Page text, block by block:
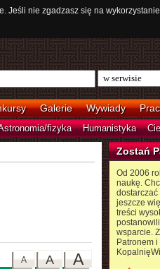
Jeśli nie zgadzasz się na
Galerie Wywiady
fizyka Humanistyka
A
A
A
Zostań
Od 2006
naukę.
jeszcze
treści
wsparcie.
Patronem